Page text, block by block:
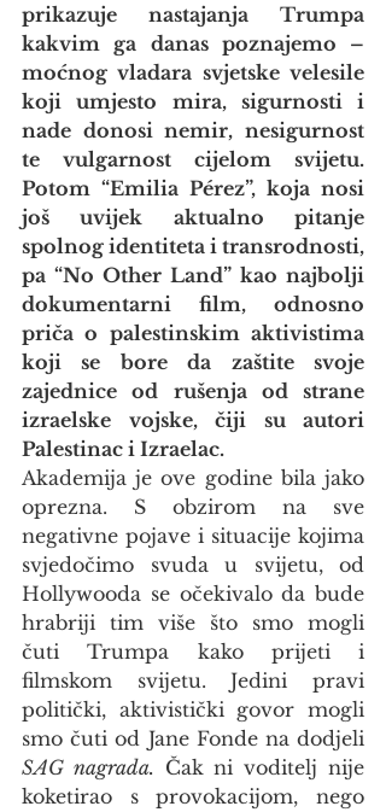
prikazuje nastajanja Trumpa
kakvim ga danas poznajemo –
moćnog vladara svjetske velesile
koji umjesto mira, sigurnosti i
nade donosi nemir, nesigurnost
te vulgarnost cijelom svijetu.
Potom “Emilia Pérez”, koja nosi
još uvijek aktualno pitanje
spolnog identiteta i transrodnosti,
pa “No Other Land” kao najbolji
dokumentarni film, odnosno
priča o palestinskim aktivistima
koji se bore da zaštite svoje
zajednice od rušenja od strane
izraelske vojske, čiji su autori
Palestinac i Izraelac.
Akademija je ove godine bila jako
oprezna. S obzirom na sve
negativne pojave i situacije kojima
svjedočimo svuda u svijetu, od
Hollywooda se očekivalo da bude
hrabriji tim više što smo mogli
čuti Trumpa kako prijeti i
filmskom svijetu. Jedini pravi
politički, aktivistički govor mogli
SAG nagrada. Čak ni voditelj nije
koketirao s provokacijom, nego